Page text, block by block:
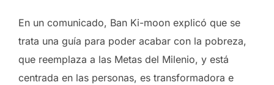
En un comunicado, Ban Ki-moon explicó que se
trata una guía para poder acabar con la pobreza,
que reemplaza a las Metas del Milenio, y está
centrada en las personas, es transformadora e